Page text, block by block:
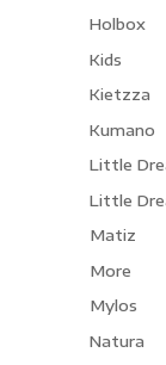
Holbox
Kids
Kietzza
Kumano
Little
Little
Matiz
More
Mylos
Natura